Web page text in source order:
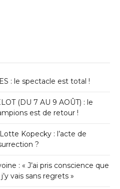
: le spectacle est total !
(DU 7 AU 9 AOÛT) : le
est de retour !
Kopecky : l’acte de
?
: « J’ai pris conscience que
vais sans regrets »